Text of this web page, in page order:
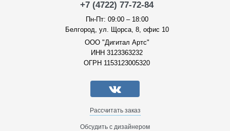
+7 (4722) 77-72-84
Пн-Пт: 09:00 – 18:00
Белгород, ул. Щорса, 8, офис 10
ООО "Дигитал Артс"
ИНН 3123363232
ОГРН 1153123005320
Рассчитать заказ
Обсудить с дизайнером